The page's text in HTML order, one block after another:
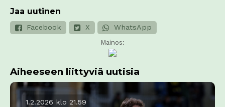
Jaa uutinen
Facebook X WhatsApp
Mainos:
Aiheeseen liittyviä uutisia
1.2.2026 klo 21.59